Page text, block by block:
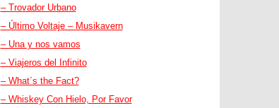
– Trovador Urbano
– Último Voltaje – Musikavern
– Una y nos vamos
– Viajeros del Infinito
– What´s the Fact?
– Whiskey Con Hielo, Por Favor